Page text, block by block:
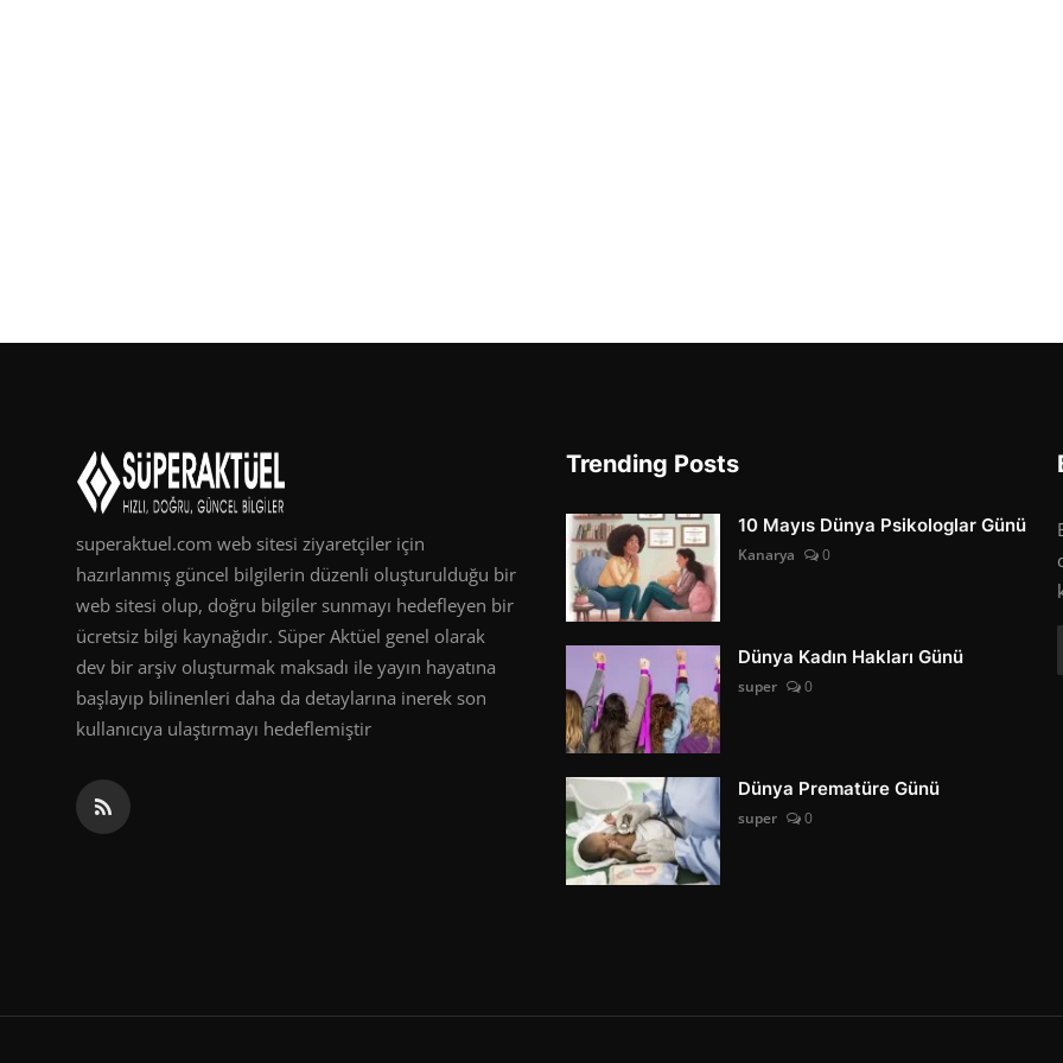
superaktuel.com web sitesi ziyaretçiler için
hazırlanmış güncel bilgilerin düzenli oluşturulduğu bir
web sitesi olup, doğru bilgiler sunmayı hedefleyen bir
ücretsiz bilgi kaynağıdır. Süper Aktüel genel olarak
dev bir arşiv oluşturmak maksadı ile yayın hayatına
başlayıp bilinenleri daha da detaylarına inerek son
kullanıcıya ulaştırmayı hedeflemiştir
Trending Posts
10 Mayıs Dünya Psikologlar Günü
Kanarya 0
Dünya Kadın Hakları Günü
super 0
Dünya Prematüre Günü
super 0